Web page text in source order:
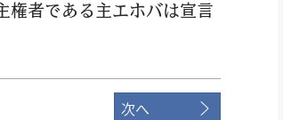
権者である主エホバは宣言
次へ